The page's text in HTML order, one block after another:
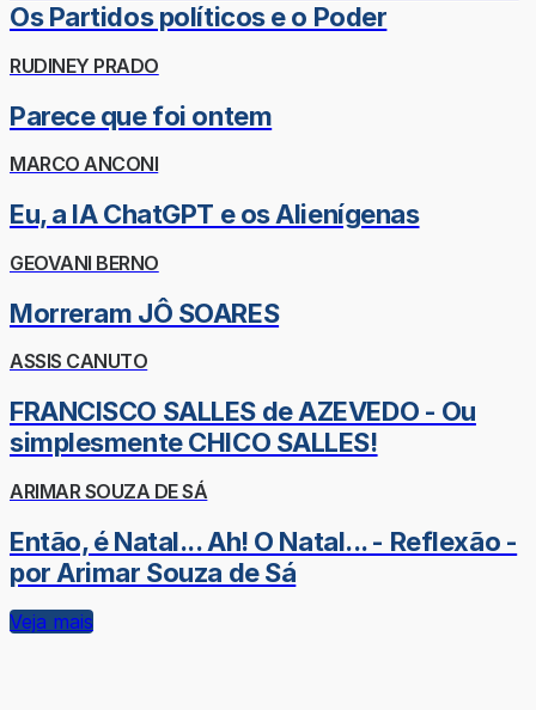
Os Partidos políticos e o Poder
RUDINEY PRADO
Parece que foi ontem
MARCO ANCONI
Eu, a IA ChatGPT e os Alienígenas
GEOVANI BERNO
Morreram JÔ SOARES
ASSIS CANUTO
FRANCISCO SALLES de AZEVEDO - Ou
simplesmente CHICO SALLES!
ARIMAR SOUZA DE SÁ
Então, é Natal... Ah! O Natal... - Reflexão -
por Arimar Souza de Sá
Veja mais